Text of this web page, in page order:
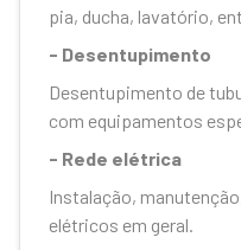
pia, ducha, lavatório,
- Desentupimento
Desentupimento de
com equipamentos
- Rede elétrica
Instalação,
elétricos em geral.